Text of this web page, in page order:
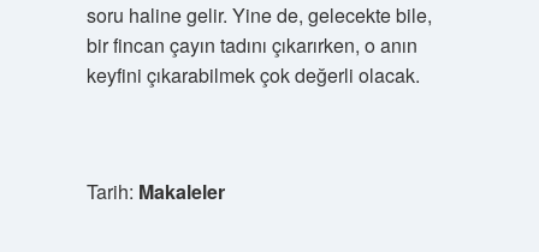
soru haline gelir. Yine de, gelecekte bile,
bir fincan çayın tadını çıkarırken, o anın
keyfini çıkarabilmek çok değerli olacak.
Tarih: Makaleler